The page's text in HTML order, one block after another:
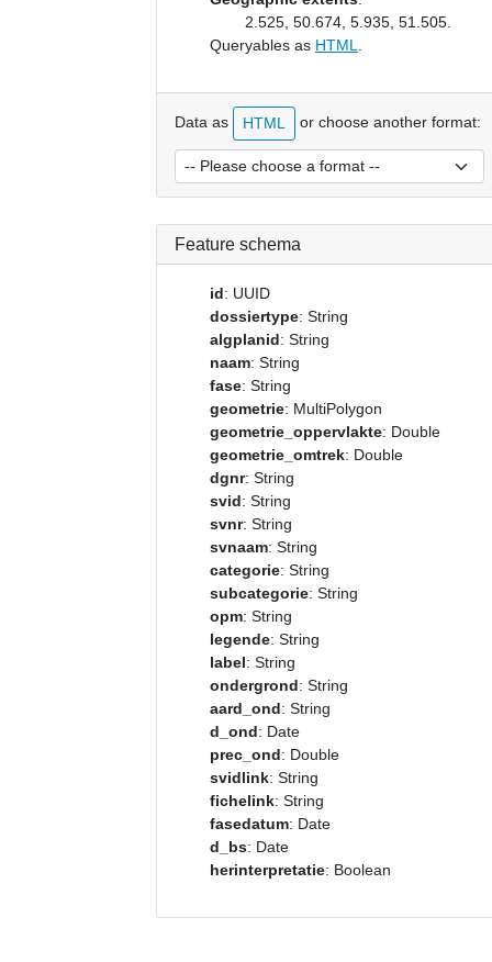
2.525, 50.674, 5.935, 51.505.
Queryables as HTML
Data as HTML or choose another format:
Feature schema
id: UUID
dossiertype: String
algplanid: String
naam: String
fase: String
geometrie: MultiPolygon
geometrie_oppervlakte: Double
geometrie_omtrek: Double
dgnr: String
svid: String
svnr: String
svnaam: String
categorie: String
subcategorie: String
opm: String
legende: String
label: String
ondergrond: String
aard_ond: String
d_ond: Date
prec_ond: Double
svidlink: String
fichelink: String
fasedatum: Date
d_bs: Date
herinterpretatie: Boolean